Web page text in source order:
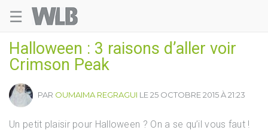
☰
Halloween : 3 raisons d’aller voir
Crimson Peak
PAR OUMAIMA REGRAGUI LE 25 OCTOBRE 2015 À 21:23
Un petit plaisir pour Halloween ? On a se qu’il vous faut !